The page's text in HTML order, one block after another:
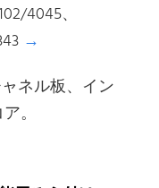
4045、
→
ネル板、イン
。